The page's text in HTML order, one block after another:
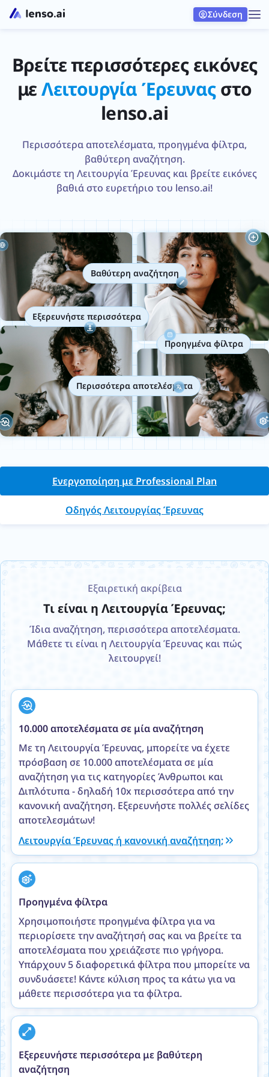
Σύνδεση
Βρείτε περισσότερες εικόνες
μεΛειτουργία Έρευναςστο
lenso.ai
Περισσότερα αποτελέσματα, προηγμένα φίλτρα,
βαθύτερη αναζήτηση.
Δοκιμάστε τη Λειτουργία Έρευνας και βρείτε εικόνες
βαθιά στο ευρετήριο του lenso.ai!
Βαθύτερη αναζήτηση
Εξερευνήστε περισσότερα
Προηγμένα φίλτρα
Περισσότερα αποτελέσματα
Ενεργοποίηση με Professional Plan
Οδηγός Λειτουργίας Έρευνας
Εξαιρετική ακρίβεια
Τι είναι η Λειτουργία Έρευνας;
Ίδια αναζήτηση, περισσότερα αποτελέσματα.
Μάθετε τι είναι η Λειτουργία Έρευνας και πώς
λειτουργεί!
10.000 αποτελέσματα σε μία αναζήτηση
Με τη Λειτουργία Έρευνας, μπορείτε να έχετε
πρόσβαση σε 10.000 αποτελέσματα σε μία
αναζήτηση για τις κατηγορίες Άνθρωποι και
Διπλότυπα - δηλαδή 10x περισσότερα από την
κανονική αναζήτηση. Εξερευνήστε πολλές σελίδες
αποτελεσμάτων!
Λειτουργία Έρευνας ή κανονική αναζήτηση;
Προηγμένα φίλτρα
Χρησιμοποιήστε προηγμένα φίλτρα για να
περιορίσετε την αναζήτησή σας και να βρείτε τα
αποτελέσματα που χρειάζεστε πιο γρήγορα.
Υπάρχουν 5 διαφορετικά φίλτρα που μπορείτε να
συνδυάσετε! Κάντε κύλιση προς τα κάτω για να
μάθετε περισσότερα για τα φίλτρα.
Εξερευνήστε περισσότερα με βαθύτερη
αναζήτηση